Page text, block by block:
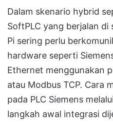
Dalam skenario hybrid
SoftPLC yang berjalan di
Pi sering perlu
hardware seperti
Ethernet menggunakan
atau Modbus TCP. Cara
pada PLC Siemens
langkah awal integrasi